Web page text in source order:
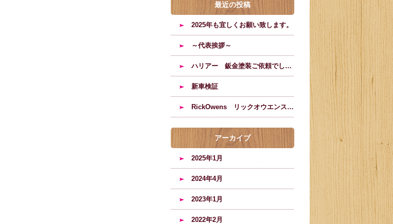
最近の投稿
2025年も宜しくお願い致します。
～代表挨拶～
ハリアー 鈑金塗装ご依頼でした。
新車検証
RickOwens リックオウエンスのブーツの修理塗装のご依頼
アーカイブ
2025年1月
2024年4月
2023年1月
2022年2月